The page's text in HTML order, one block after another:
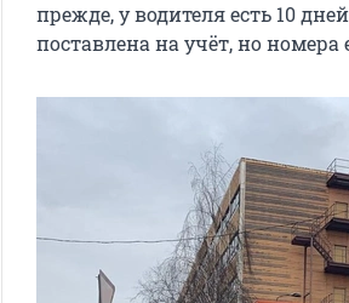
прежде, у водителя есть 10
поставлена на учёт, но